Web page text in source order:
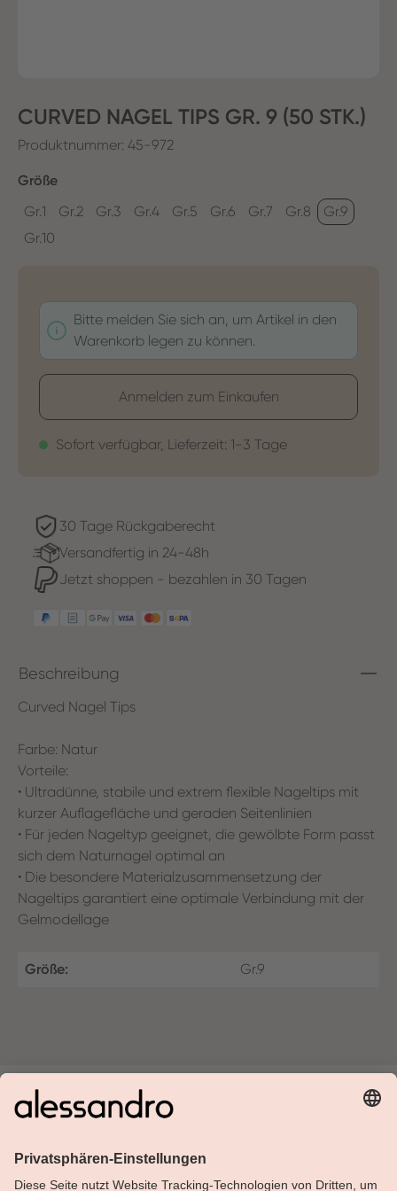
CURVED NAGEL TIPS GR. 9 (50 STK.)
Produktnummer: 45-972
Größeauswählen
Gr.1
Gr.2 Gr.3 Gr.4 Gr.5 Gr.6 Gr.7 Gr.8
Gr.9
Gr.10
Bitte melden Sie sich an, um Artikel in den
Warenkorb legen zu können.
Anmelden zum Einkaufen
Sofort verfügbar, Lieferzeit: 1-3 Tage
30 Tage Rückgaberecht
Versandfertig in 24-48h
Jetzt shoppen - bezahlen in 30 Tagen
Beschreibung
Curved Nagel Tips
Farbe: Natur
Vorteile:
• Ultradünne, stabile und extrem flexible Nageltips mit
kurzer Auflagefläche und geraden Seitenlinien
• Für jeden Nageltyp geeignet, die gewölbte Form passt
sich dem Naturnagel optimal an
• Die besondere Materialzusammensetzung der
Nageltips garantiert eine optimale Verbindung mit der
Gelmodellage
Größe: Gr.9
Über Alessandro